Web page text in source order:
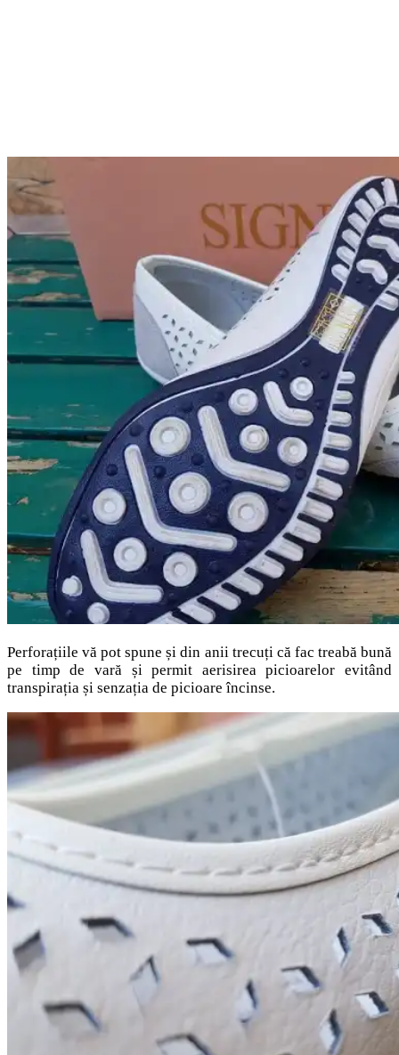
Perforațiile vă pot spune și din anii trecuți că fac treabă bună
pe timp de vară și permit aerisirea picioarelor evitând
transpirația și senzația de picioare încinse.